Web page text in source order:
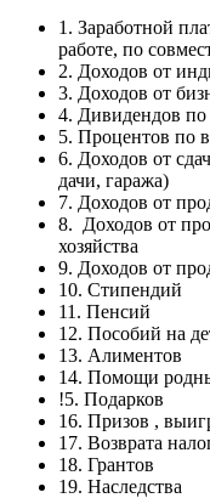
1. Заработной
работе, по
2. Доходов от
3. Доходов от
4. Дивидендов
5. Процентов по
6. Доходов от
дачи, гаража)
7. Доходов от
8. Доходов от
хозяйства
9. Доходов от
10. Стипендий
11. Пенсий
12. Пособий на
13. Алиментов
14. Помощи
!5. Подарков
16. Призов ,
17. Возврата
18. Грантов
19. Наследства